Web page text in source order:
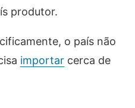
produtor.
o país não
importar cerca de